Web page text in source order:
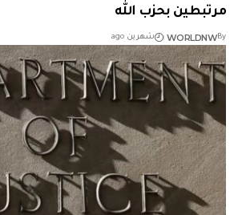
مرتبطين بحزب الله
By
WORLDNW شهرين ago